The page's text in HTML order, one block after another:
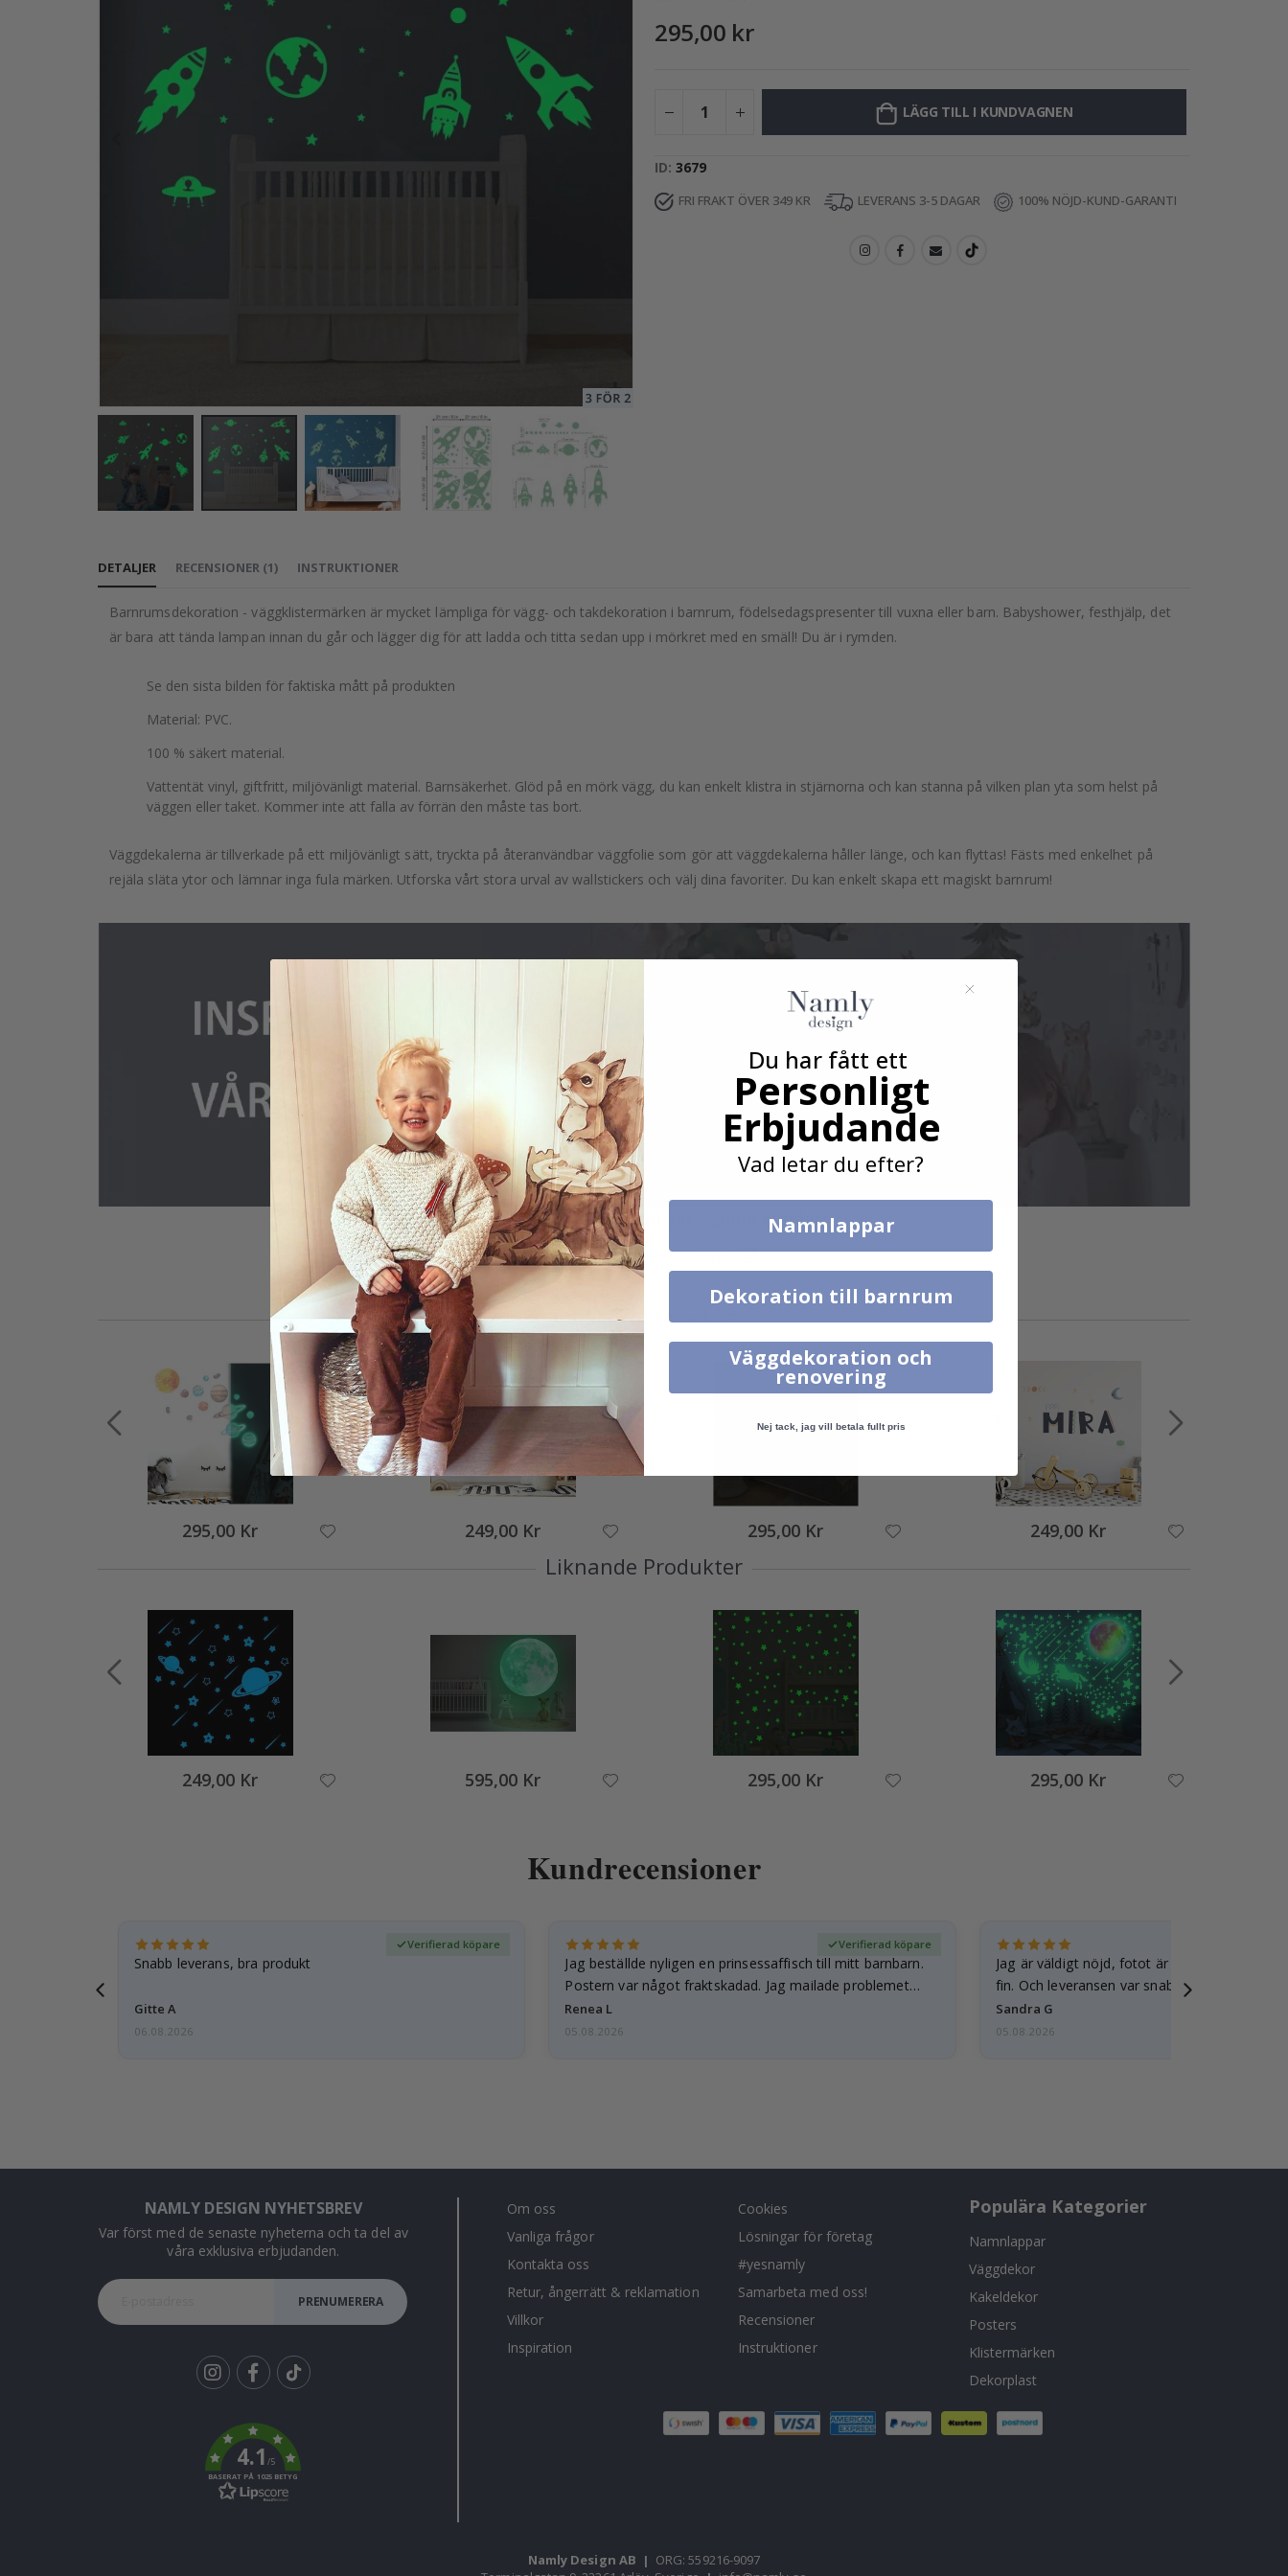
Tapet - Lekfullt Himmeläventyr
början
bildgalleriet
295,00 kr
LÄGG TILL I KUNDVAGNEN
ID 3679
FRI FRAKT ÖVER 349 KR LEVERANS 3-5 DAGAR 100% NÖJD-KUND-GARANTI
DETALJER
Barnrumsdekoration - väggklistermärken är mycket lämpliga för vägg- och takdekoration i barnrum, födelsedagspresenter till vuxna eller barn. Babyshower, festhjälp, det
är bara att tända lampan innan du går och lägger dig för att ladda och titta sedan upp i mörkret med en smäll! Du är i rymden.
Se den sista bilden för faktiska mått på produkten
Material: PVC.
100 % säkert material.
Vattentät vinyl, giftfritt, miljövänligt material. Barnsäkerhet. Glöd på en mörk vägg, du kan enkelt klistra in stjärnorna och kan stanna på vilken plan yta som helst på
väggen eller taket. Kommer inte att falla av förrän den måste tas bort.
Väggdekalerna är tillverkade på ett miljövänligt sätt, tryckta på återanvändbar väggfolie som gör att väggdekalerna håller länge, och kan flyttas! Fästs med enkelhet på
rejäla släta ytor och lämnar inga fula märken. Utforska vårt stora urval av wallstickers och välj dina favoriter. Du kan enkelt skapa ett magiskt barnrum!
RECENSIONER (1) INSTRUKTIONER
Verklig inspiration från våra glada kunder!
Tagga ditt med #namly_design
Andra köpte också
295,00 Kr 249,00 Kr 295,00 Kr 249,00 Kr
Liknande Produkter
249,00 Kr 595,00 Kr 295,00 Kr 295,00 Kr
Kundrecensioner
Snabb leverans, bra produkt
Gitte A
Verifierad köpare
06.08.2026
Jag beställde nyligen en prinsessaffisch till mitt barnbarn.
Postern var något fraktskadad. Jag mailade problemet
och…
Renea L
Verifierad köpare
05.08.2026
Jag är väldigt nöjd, fotot är välgjort och
fin. Och leveransen var snabb.
Sandra G
05.08.2026
NAMLY DESIGN NYHETSBREV
Var först med de senaste nyheterna och ta del av
våra exklusiva erbjudanden.
PRENUMERERA
k
4.1/5
BASERAT PÅ 1025 BETYG
Om oss
Vanliga frågor
Kontakta oss
Retur, ångerrätt & reklamation
Villkor
Inspiration
Cookies
Lösningar för företag
#yesnamly
Samarbeta med oss!
Recensioner
Instruktioner
Populära Kategorier
Namnlappar
Väggdekor
Kakeldekor
Posters
Klistermärken
Dekorplast
Namly Design AB | ORG: 559216-9097
Du har fått ett
Personligt
Erbjudande
Vad letar du efter?
Namnlappar
Dekoration till barnrum
Väggdekoration och
renovering
Nej tack, jag vill betala fullt pris